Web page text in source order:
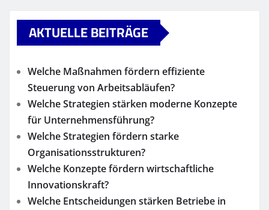
AKTUELLE BEITRÄGE
Welche Maßnahmen fördern effiziente
Steuerung von Arbeitsabläufen?
Welche Strategien stärken moderne Konzepte
für Unternehmensführung?
Welche Strategien fördern starke
Organisationsstrukturen?
Welche Konzepte fördern wirtschaftliche
Innovationskraft?
Welche Entscheidungen stärken Betriebe in